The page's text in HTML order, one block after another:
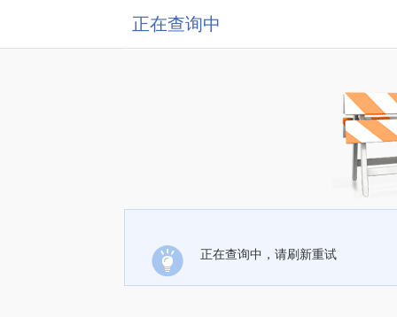
正在查询中
正在查询中，请刷新重试